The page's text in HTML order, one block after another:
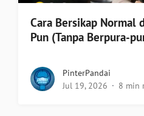
Cara Bersikap Normal
Pun (Tanpa Berpura-
PinterPandai
Jul 19, 2026
8 min